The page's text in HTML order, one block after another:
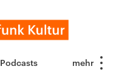
Podcasts